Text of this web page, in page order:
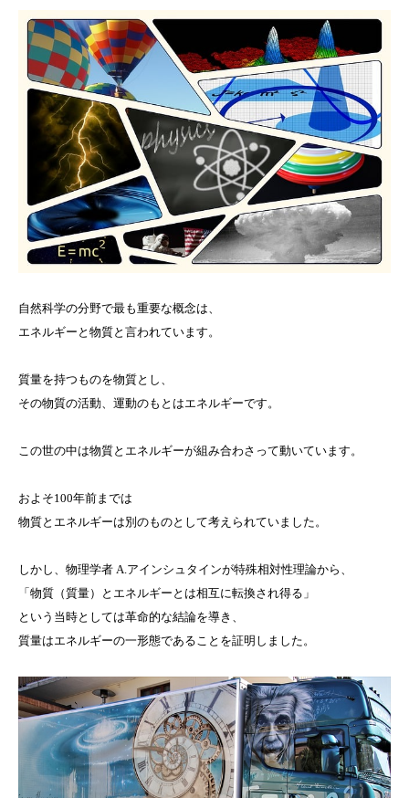
自然科学の分野で最も重要な概念は、
エネルギーと物質と言われています。
質量を持つものを物質とし、
その物質の活動、運動のもとはエネルギーです。
この世の中は物質とエネルギーが組み合わさって動いています。
およそ100年前までは
物質とエネルギーは別のものとして考えられていました。
しかし、物理学者 A.アインシュタインが特殊相対性理論から、
「物質（質量）とエネルギーとは相互に転換され得る」
という当時としては革命的な結論を導き、
質量はエネルギーの一形態であることを証明しました。